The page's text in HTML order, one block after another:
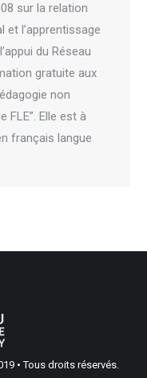
sur la relation
et l’apprentissage
du Réseau
gratuite aux
non
FLE”. Elle est à
français langue
• Tous droits réservés.